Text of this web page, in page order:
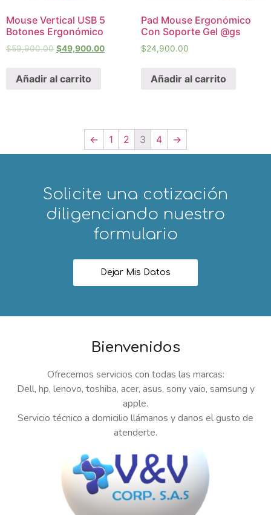
Mouse Vertical USB 5
Botones Ergonómico
$59,900.00 $49,900.00
Añadir al carrito
Pad Mouse Ergonómico
Con Soporte Gel @gs
$24,900.00
Añadir al carrito
← 1 2 3 4 →
Solicite una cotización
diligenciando nuestro
formulario
Dejar Mis Datos
Bienvenidos
Ofrecemos servicios con todas las marcas:
Dell, hp, lenovo, toshiba, acer, asus, sony vaio, samsung y
apple.
Servicio técnico a domicilio llámanos y danos el gusto de
atenderte.